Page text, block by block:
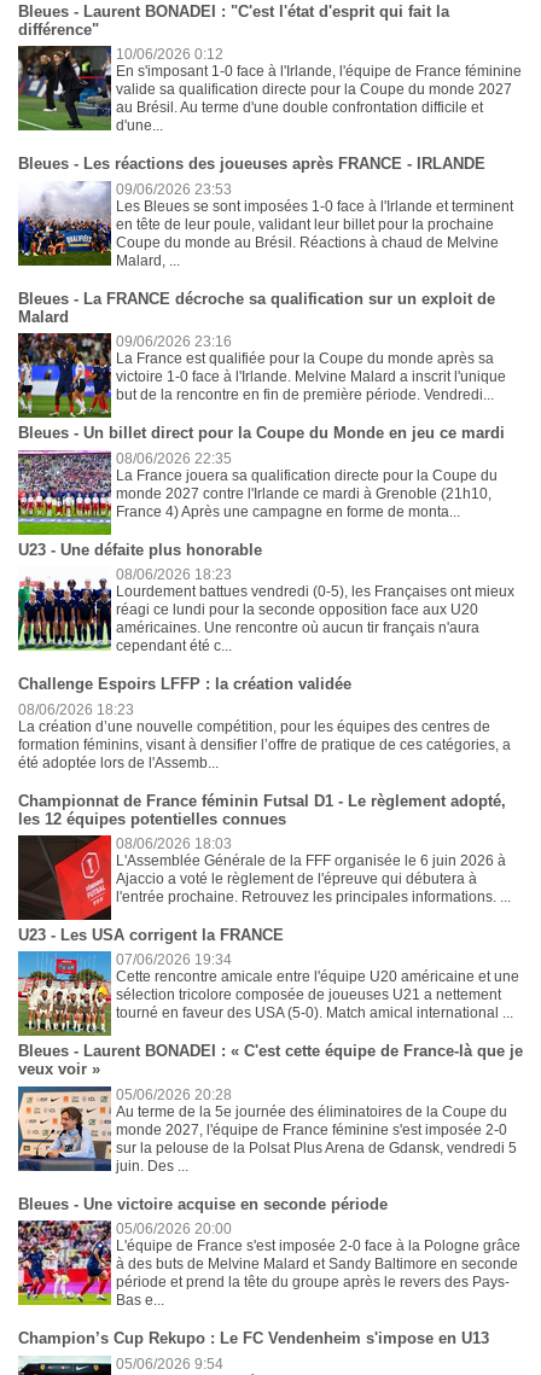
Bleues - Laurent BONADEI : "C'est l'état d'esprit qui fait la
différence"
10/06/2026 0:12
En s'imposant 1-0 face à l'Irlande, l'équipe de France féminine
valide sa qualification directe pour la Coupe du monde 2027
au Brésil. Au terme d'une double confrontation difficile et
d'une...
Bleues - Les réactions des joueuses après FRANCE - IRLANDE
09/06/2026 23:53
Les Bleues se sont imposées 1-0 face à l'Irlande et terminent
en tête de leur poule, validant leur billet pour la prochaine
Coupe du monde au Brésil. Réactions à chaud de Melvine
Malard, ...
Bleues - La FRANCE décroche sa qualification sur un exploit de
Malard
09/06/2026 23:16
La France est qualifiée pour la Coupe du monde après sa
victoire 1-0 face à l'Irlande. Melvine Malard a inscrit l'unique
but de la rencontre en fin de première période. Vendredi...
Bleues - Un billet direct pour la Coupe du Monde en jeu ce mardi
08/06/2026 22:35
La France jouera sa qualification directe pour la Coupe du
monde 2027 contre l'Irlande ce mardi à Grenoble (21h10,
France 4) Après une campagne en forme de monta...
U23 - Une défaite plus honorable
08/06/2026 18:23
Lourdement battues vendredi (0-5), les Françaises ont mieux
réagi ce lundi pour la seconde opposition face aux U20
américaines. Une rencontre où aucun tir français n'aura
cependant été c...
Challenge Espoirs LFFP : la création validée
08/06/2026 18:23
La création d’une nouvelle compétition, pour les équipes des centres de
formation féminins, visant à densifier l’offre de pratique de ces catégories, a
été adoptée lors de l'Assemb...
Championnat de France féminin Futsal D1 - Le règlement adopté,
les 12 équipes potentielles connues
08/06/2026 18:03
L'Assemblée Générale de la FFF organisée le 6 juin 2026 à
Ajaccio a voté le règlement de l'épreuve qui débutera à
l'entrée prochaine. Retrouvez les principales informations. ...
U23 - Les USA corrigent la FRANCE
07/06/2026 19:34
Cette rencontre amicale entre l'équipe U20 américaine et une
sélection tricolore composée de joueuses U21 a nettement
tourné en faveur des USA (5-0). Match amical international ...
Bleues - Laurent BONADEI : « C'est cette équipe de France-là que je
veux voir »
05/06/2026 20:28
Au terme de la 5e journée des éliminatoires de la Coupe du
monde 2027, l'équipe de France féminine s'est imposée 2-0
sur la pelouse de la Polsat Plus Arena de Gdansk, vendredi 5
juin. Des ...
Bleues - Une victoire acquise en seconde période
05/06/2026 20:00
L'équipe de France s'est imposée 2-0 face à la Pologne grâce
à des buts de Melvine Malard et Sandy Baltimore en seconde
période et prend la tête du groupe après le revers des Pays-
Bas e...
Champion’s Cup Rekupo : Le FC Vendenheim s'impose en U13
05/06/2026 9:54